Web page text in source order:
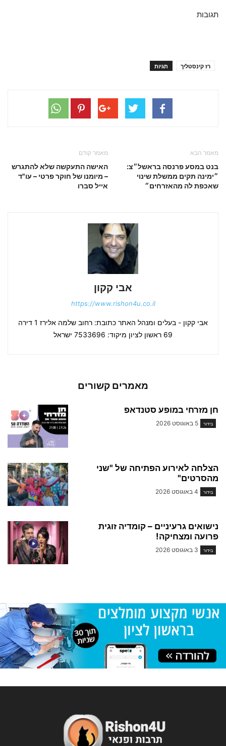
תגובות
תגיות רז קינסטליך
מאמר קודם
האישה התעקשה שלא להתגרש
– מיומנו של חוקר פרטי – עו"ד
אייל סברו
מאמר הבא
בנט במסע פרנסה בראשל״צ:
״ימינה תקים ממשלת שינוי
שאכפת לה מהאזרחים״
אבי קקון
https://www.rishon4u.co.il
אבי קקון - בעלים ומנהל האתר כתובת: רחוב שלמה אלירז 1 דירה
69 ראשון לציון מיקוד: 7533696 ישראל
מאמרים קשורים
חן מזרחי במופע סטנדאפ
בידור 5 באוגוסט 2026
הצלחה לאירוע הפתיחה של "שני
מהסרטים"
בידור 4 באוגוסט 2026
נישואים גרעיניים – קומדיה זוגית
פרועה ומצחיקה!
בידור 3 באוגוסט 2026